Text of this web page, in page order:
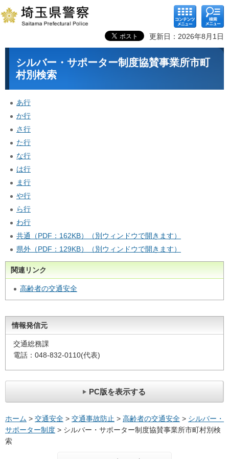
コンテ
ンツメ
ニュー
検索メ
ニュー
更新日：2026年8月1日
シルバー・サポーター制度協賛事業所市町
村別検索
あ行
か行
さ行
た行
な行
は行
ま行
や行
ら行
わ行
共通（PDF：162KB）（別ウィンドウで開きます）
県外（PDF：129KB）（別ウィンドウで開きます）
関連リンク
高齢者の交通安全
情報発信元
交通総務課
電話：048-832-0110(代表)
PC版を表示する
ホーム > 交通安全 > 交通事故防止 > 高齢者の交通安全 > シルバー・
サポーター制度 > シルバー・サポーター制度協賛事業所市町村別検
索